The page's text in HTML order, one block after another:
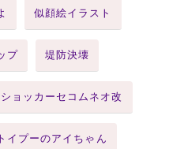
似顔絵イラスト
プ 堤防決壊
ョッカーセコムネオ改
トイプーのアイちゃん